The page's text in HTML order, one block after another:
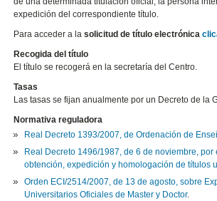
expedición del correspondiente título.
Para acceder a lasolicitud de título electrónica
Recogida del título
El título se recogerá en la secretaría del Centro.
Tasas
Las tasas se fijan anualmente por un Decreto de la
Normativa reguladora
Real Decreto 1393/2007, de Ordenación de
Real Decreto 1496/1987, de 6 de noviembre,
obtención, expedición y homologación de títulos
Orden ECI/2514/2007, de 13 de agosto, sobre
Universitarios Oficiales de Master y Doctor.